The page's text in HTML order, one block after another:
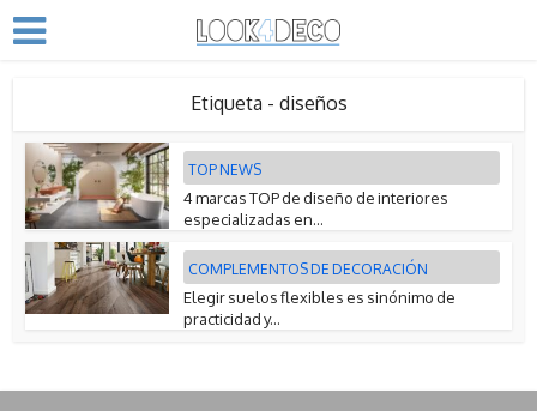
Etiqueta - diseños
TOP NEWS
4 marcas TOP de diseño de interiores
especializadas en...
COMPLEMENTOS DE DECORACIÓN
Elegir suelos flexibles es sinónimo de
practicidad y...